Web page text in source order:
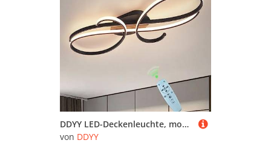
DDYY LED-Deckenleuchte, moderne Designer Deckenleuchte, Wohnzimmerlampe mit Fernbedienung Dimmbar Schlafzimmer Deckenlampe für Esszimmer Küche Energiespar Deckenstrahler (Schwarz, 60CM)…
von DDYY